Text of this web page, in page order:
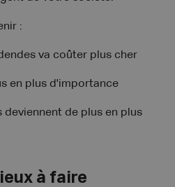
:
va coûter plus cher
en plus d'importance
deviennent de plus en plus
à faire